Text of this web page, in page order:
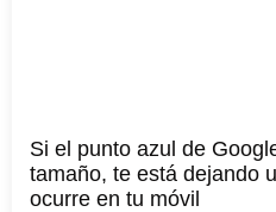
Si el punto azul de
tamaño, te está dejando
ocurre en tu móvil